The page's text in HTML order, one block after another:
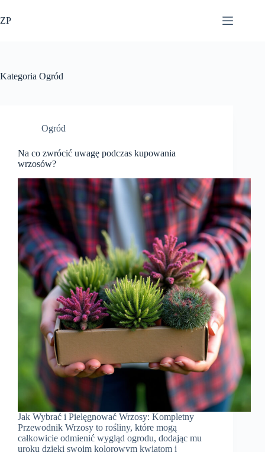
do
treści
ZP
Kategoria Ogród
Ogród
Na co zwrócić uwagę podczas kupowania
wrzosów?
Jak Wybrać i Pielęgnować Wrzosy: Kompletny
Przewodnik Wrzosy to rośliny, które mogą
całkowicie odmienić wygląd ogrodu, dodając mu
uroku dzięki swoim kolorowym kwiatom i